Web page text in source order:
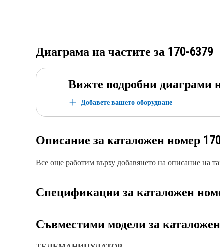
Диаграма на частите за 170-6379
Вижте подробни диаграми
Добавете вашето оборудване
Описание за каталожен номер
Все още работим върху добавянето на описание на
Спецификации за каталожен
Съвместими модели за